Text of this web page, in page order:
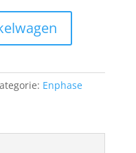
Enphase